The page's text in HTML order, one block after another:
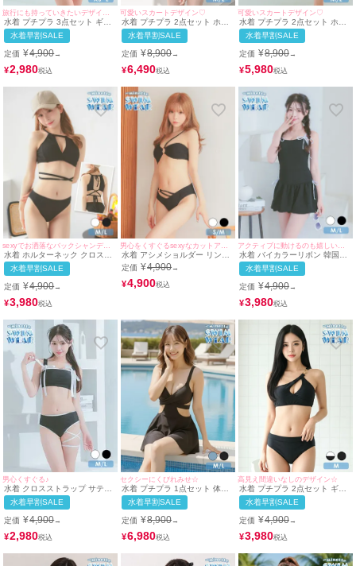
水着 プチプラ 3点セット ギャ
ル 2way 体型カバー バンドゥ
スカートタイプ 黒 ビキニ (ち
ぴたん着用/XS~Lサイズ対応) |
myMinette/マイミネット
水着早割SALE
定価 ¥4,900→
¥2,980
可愛いスカートデザイン♡
水着 プチプラ 2点セット ホル
ターネック 体型カバー ハイウ
エスト フリル 脚カバー シンプ
ル リボン スカートタイプ 黒
ブラック ビキニ (M~Lサイズ対
応) | myMinette/マイミネット
水着早割SALE
定価 ¥8,900→
¥6,490
可愛いスカートデザイン♡
水着 プチプラ 2点セット ホル
ターネック 体型カバー ハイウ
エスト フリル 脚カバー シンプ
ル リボン スカートタイプ 白
ホワイト ビキニ (ちぴたん着
用/M~Lサイズ対応) |
myMinette/マイミネット
水着早割SALE
定価 ¥8,900→
¥5,980
sexyでお洒落なバックシャンデザイン♪
水着 ホルターネック クロスデ
ザイン アメリカンスリーブ ワ
ンカラー ギャル ビキニ (ブラ
ック/若林萌々着用))
水着早割SALE
定価 ¥4,900→
¥3,980
水着 アシメショルダー リング
付き カットアウト バンドゥ ワ
ンカラー ワッフル ギャル ビキ
ニ (ブラック/若林萌々着用)
定価 ¥4,900→
¥4,900
アクティブに動けるのも嬉しいポイント♪
水着 バイカラーリボン 韓国風
体型カバー ガーリー ワンピー
スビキニ (ブラック/雨宮由乙花
着用)
水着早割SALE
定価 ¥4,900→
¥3,980
男心くすぐる♪
水着 クロスストラップ サテン
リボンパイピング ビスチェ ギ
ャル ビキニ (ブラック/雨宮由
乙花着用)
水着早割SALE
定価 ¥4,900→
¥2,980
セクシーにくびれみせ☆
水着 プチプラ 1点セット 体型
カバー ワンピース フリル 背中
カバー シンプル オールインワ
ン くびれ ワンカラー 黒 ブラ
ック ビキニ (M〜Lサイズ対応)
| myMinette/マイミネット
水着早割SALE
定価 ¥8,900→
¥6,980
高見え間違いなしのデザイン☆
水着 プチプラ 2点セット ギャ
ル セット カジュアル ワンショ
ルダー 黒 ビキニ (Mサイズ着
用) | myMinette/マイミネット
水着早割SALE
定価 ¥4,900→
¥3,980